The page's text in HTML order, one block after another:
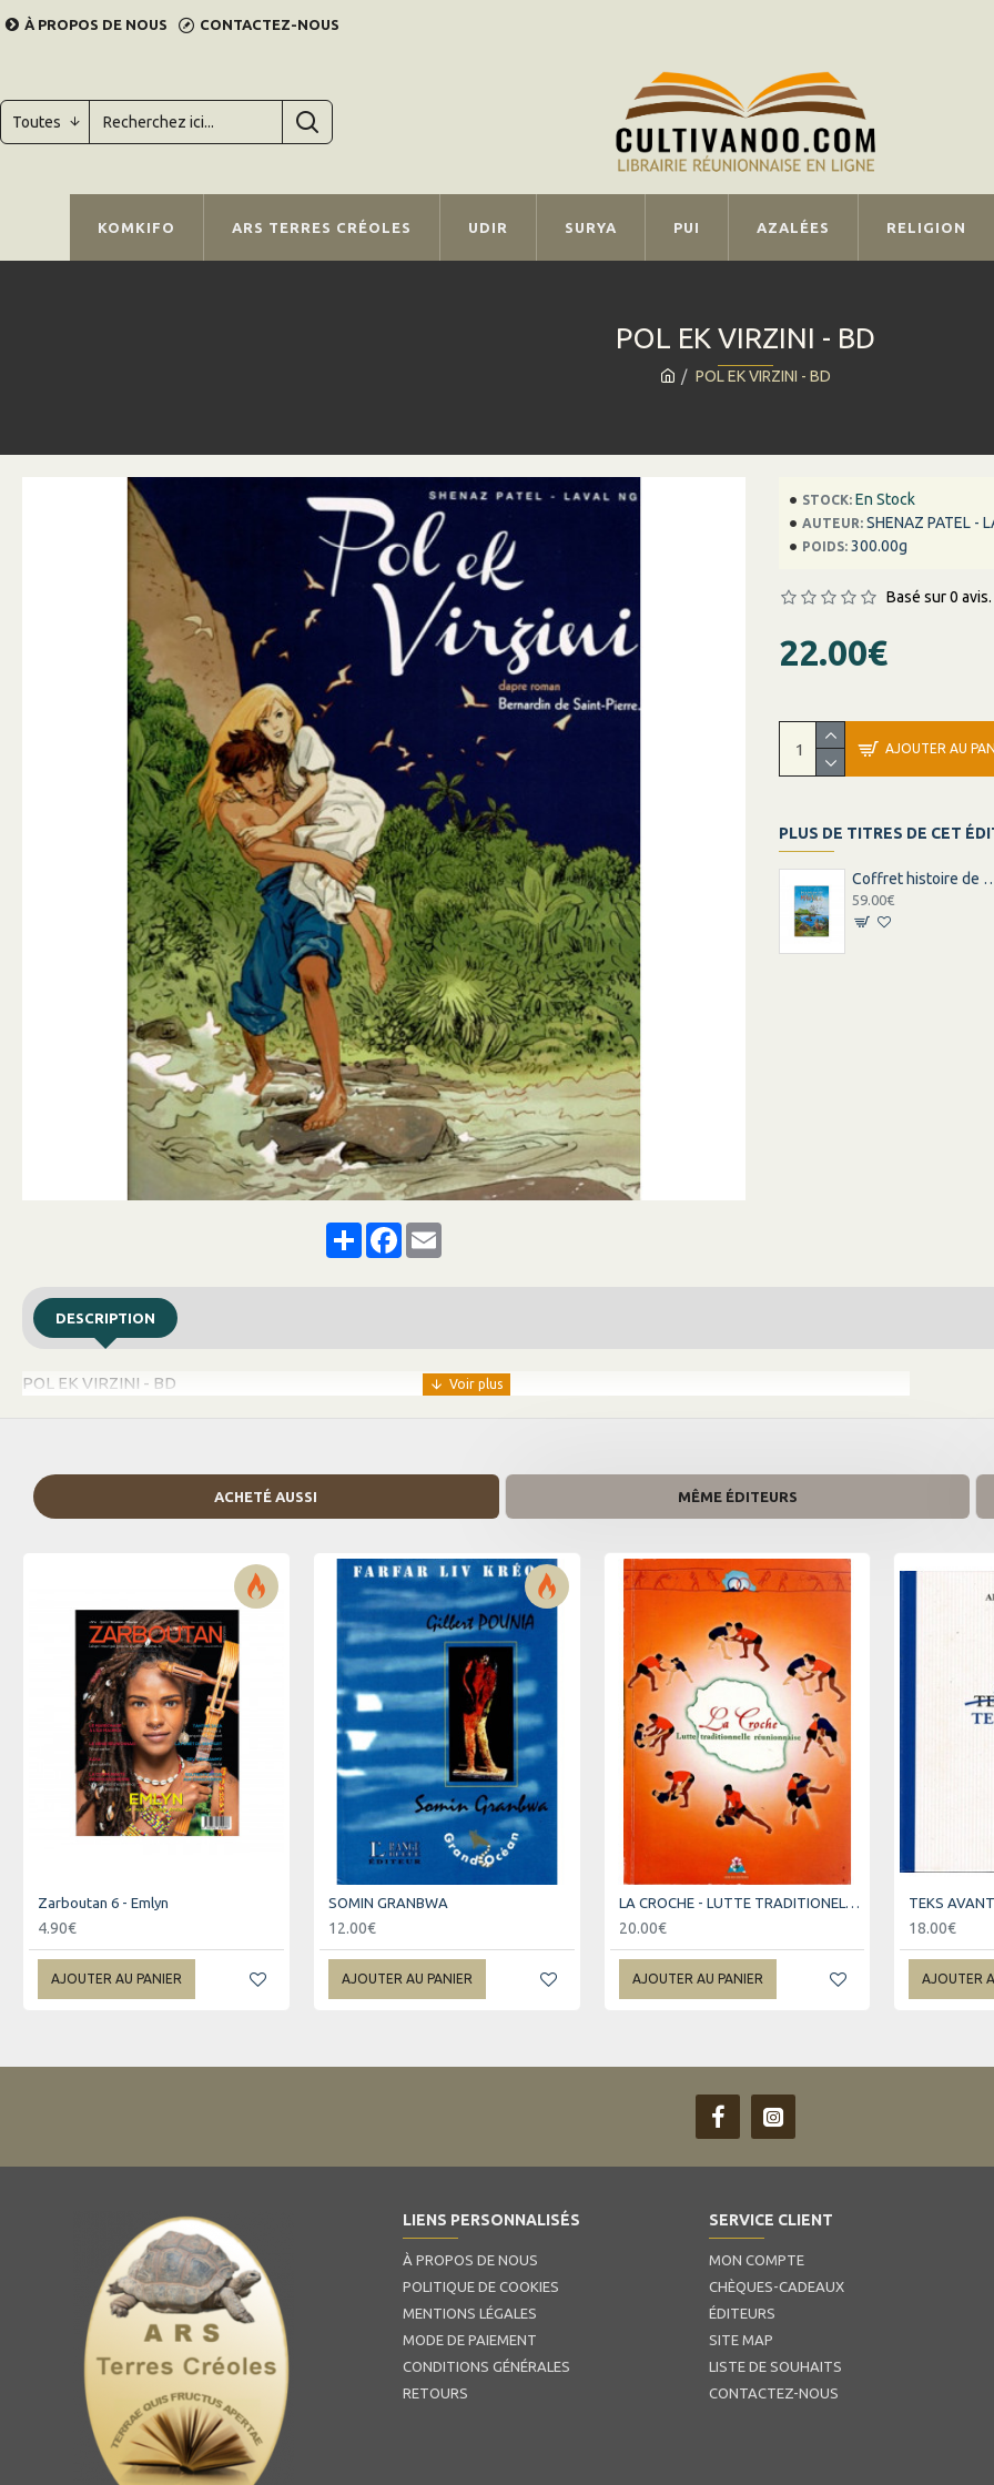
À PROPOS DE NOUS CONTACTEZ-NOUS
Toutes
KOMKIFO ARS TERRES CRÉOLES UDIR SURYA PUI AZALÉES RELIGION
POL EK VIRZINI - BD
POL EK VIRZINI - BD
ShareFacebook
Email
STOCK: En Stock
AUTEUR: SHENAZ PATEL -
POIDS: 300.00g
Basé sur 0 avis.
22.00€
AJOUTER AU
PLUS DE TITRES DE CET
Coffret
59.00€
DESCRIPTION
POL EK VIRZINI - BD
ACHETÉ AUSSI MÊME ÉDITEURS
Zarboutan 6 - Emlyn
4.90€
AJOUTER AU PANIER
SOMIN GRANBWA
12.00€
AJOUTER AU PANIER
LA CROCHE - LUTTE TRADITIONELLE REUNIONNAISE
20.00€
AJOUTER AU PANIER
TEKS
18.00€
AJOUTER
LIENS PERSONNALISÉS
À PROPOS DE NOUS
POLITIQUE DE COOKIES
MENTIONS LÉGALES
MODE DE PAIEMENT
CONDITIONS GÉNÉRALES
RETOURS
SERVICE CLIENT
MON COMPTE
CHÈQUES-CADEAUX
ÉDITEURS
SITE MAP
LISTE DE SOUHAITS
CONTACTEZ-NOUS